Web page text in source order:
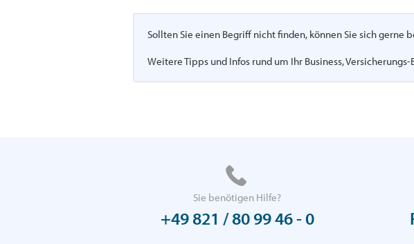
Sollten Sie einen Begriff nicht finden, können Sie sich gerne
Weitere Tipps und Infos rund um Ihr Business,
Sie benötigen Hilfe?
+49 821 / 80 99 46 - 0